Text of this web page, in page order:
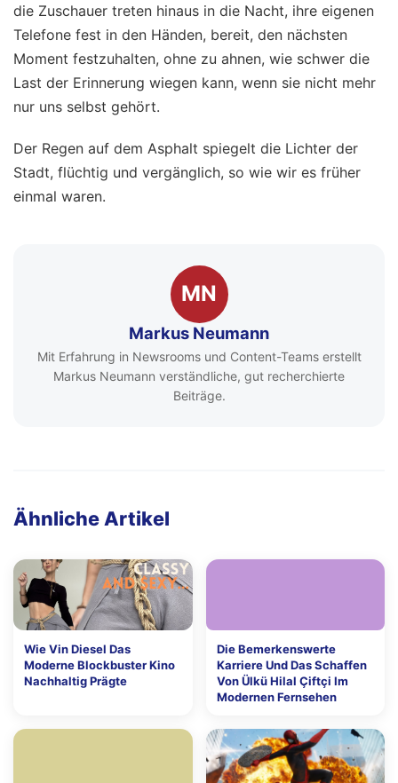
die Zuschauer treten hinaus in die Nacht, ihre eigenen
Telefone fest in den Händen, bereit, den nächsten
Moment festzuhalten, ohne zu ahnen, wie schwer die
Last der Erinnerung wiegen kann, wenn sie nicht mehr
nur uns selbst gehört.
Der Regen auf dem Asphalt spiegelt die Lichter der
Stadt, flüchtig und vergänglich, so wie wir es früher
einmal waren.
MN
Markus Neumann
Mit Erfahrung in Newsrooms und Content-Teams erstellt
Markus Neumann verständliche, gut recherchierte
Beiträge.
Ähnliche Artikel
Wie Vin Diesel Das
Moderne Blockbuster Kino
Nachhaltig Prägte
Die Bemerkenswerte
Karriere Und Das Schaffen
Von Ülkü Hilal Çiftçi Im
Modernen Fernsehen